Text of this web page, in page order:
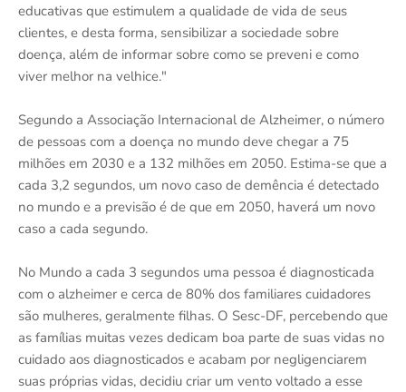
educativas que estimulem a qualidade de vida de seus
clientes, e desta forma, sensibilizar a sociedade sobre
doença, além de informar sobre como se preveni e como
viver melhor na velhice."
Segundo a Associação Internacional de Alzheimer, o número
de pessoas com a doença no mundo deve chegar a 75
milhões em 2030 e a 132 milhões em 2050. Estima-se que a
cada 3,2 segundos, um novo caso de demência é detectado
no mundo e a previsão é de que em 2050, haverá um novo
caso a cada segundo.
No Mundo a cada 3 segundos uma pessoa é diagnosticada
com o alzheimer e cerca de 80% dos familiares cuidadores
são mulheres, geralmente filhas. O Sesc-DF, percebendo que
as famílias muitas vezes dedicam boa parte de suas vidas no
cuidado aos diagnosticados e acabam por negligenciarem
suas próprias vidas, decidiu criar um vento voltado a esse